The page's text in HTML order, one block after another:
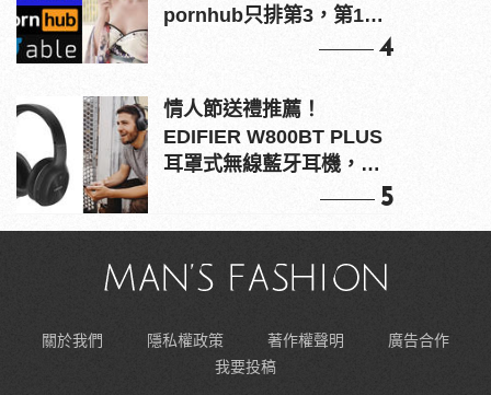
pornhub只排第3，第1名
4
情人節送禮推薦！
EDIFIER W800BT PLUS
耳罩式無線藍牙耳機，在
5
關於我們 隱私權政策 著作權聲明
廣告合作
我要投稿